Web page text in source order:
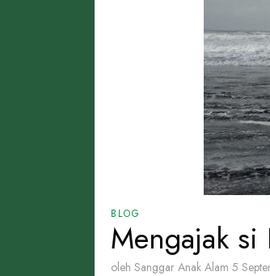
BLOG
Mengajak
oleh Sanggar Anak Alam 5